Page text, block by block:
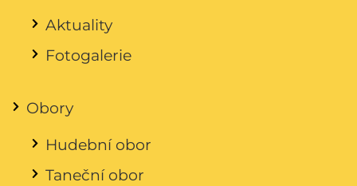
Aktuality
Fotogalerie
Obory
Hudební obor
Taneční obor